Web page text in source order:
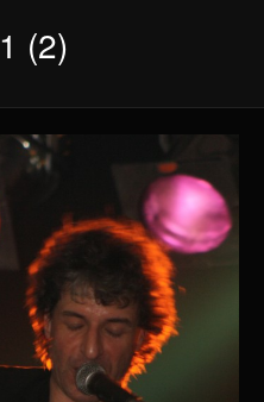
(2)